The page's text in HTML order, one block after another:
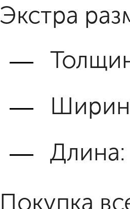
Экстра
Покупка